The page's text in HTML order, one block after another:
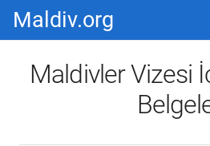
Maldiv.org
Maldivler Vizesi